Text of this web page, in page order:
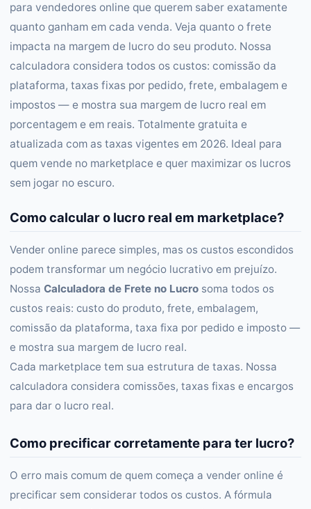
para vendedores online que querem saber exatamente
quanto ganham em cada venda. Veja quanto o frete
impacta na margem de lucro do seu produto. Nossa
calculadora considera todos os custos: comissão da
plataforma, taxas fixas por pedido, frete, embalagem e
impostos — e mostra sua margem de lucro real em
porcentagem e em reais. Totalmente gratuita e
atualizada com as taxas vigentes em 2026. Ideal para
quem vende no marketplace e quer maximizar os lucros
sem jogar no escuro.
Como calcular o lucro real em marketplace?
Vender online parece simples, mas os custos escondidos
podem transformar um negócio lucrativo em prejuízo.
Nossa Calculadora de Frete no Lucro soma todos os
custos reais: custo do produto, frete, embalagem,
comissão da plataforma, taxa fixa por pedido e imposto —
e mostra sua margem de lucro real.
Cada marketplace tem sua estrutura de taxas. Nossa
calculadora considera comissões, taxas fixas e encargos
para dar o lucro real.
Como precificar corretamente para ter lucro?
O erro mais comum de quem começa a vender online é
precificar sem considerar todos os custos. A fórmula